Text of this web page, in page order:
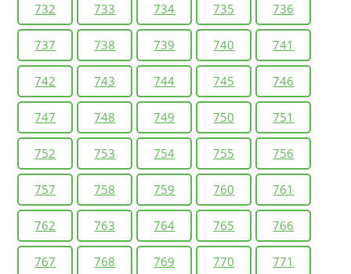
732 733 734 735 736
737 738 739 740 741
742 743 744 745 746
747 748 749 750 751
752 753 754 755 756
757 758 759 760 761
762 763 764 765 766
767 768 769 770 771